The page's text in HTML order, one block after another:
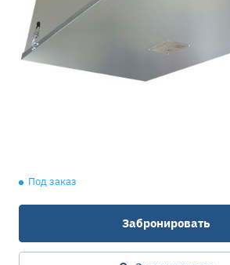
Под заказ
Забронировать